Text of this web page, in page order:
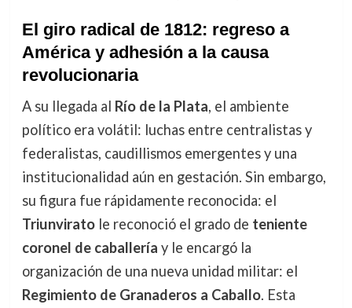
El giro radical de 1812: regreso a
América y adhesión a la causa
revolucionaria
A su llegada al Río de la Plata, el ambiente
político era volátil: luchas entre centralistas y
federalistas, caudillismos emergentes y una
institucionalidad aún en gestación. Sin embargo,
su figura fue rápidamente reconocida: el
Triunviratole reconoció el grado de teniente
coronel de caballería y le encargó la
organización de una nueva unidad militar: el
Regimiento de Granaderos a Caballo. Esta